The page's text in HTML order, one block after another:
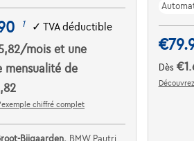
1 ✓TVA déductible
/moiset une
mensualité de
chiffré complet
Bijgaarden, BMW Pautric Groot Bijgaarden
Dès